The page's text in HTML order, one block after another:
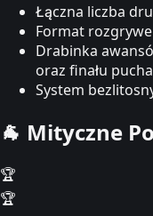
Łączna liczba
Format
Drabinka
oraz finału
System
🐐 Mityczne
🏆
🏆